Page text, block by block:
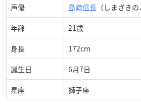
声優 島﨑信長 （しまざき
年齢 21歳
身長 172cm
誕生日 6月7日
星座 獅子座